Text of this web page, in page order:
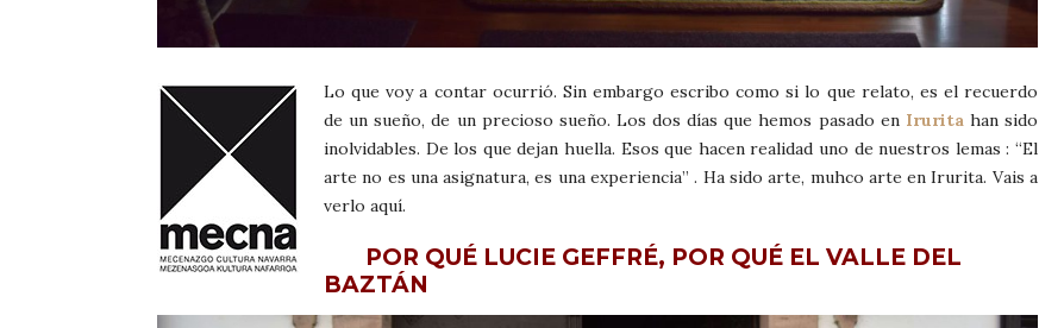
Lo que voy a contar ocurrió. Sin embargo escribo como si lo que relato, es el recuerdo
de un sueño, de un precioso sueño. Los dos días que hemos pasado en Iruritahan sido
inolvidables. De los que dejan huella. Esos que hacen realidad uno de nuestros lemas : “El
arte no es una asignatura, es una experiencia” . Ha sido arte, muhco arte en Irurita. Vais a
verlo aquí.
POR QUÉ LUCIE GEFFRÉ, POR QUÉ EL VALLE DEL
BAZTÁN